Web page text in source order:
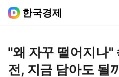
한국경제
"왜 자꾸 떨어지나
전, 지금 담아도 될